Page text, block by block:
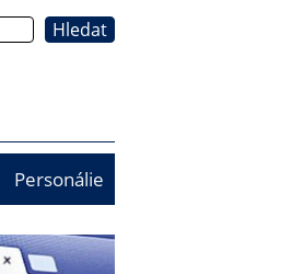
Personálie